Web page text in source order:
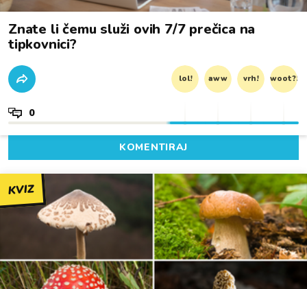
Znate li čemu služi ovih 7/7 prečica na
tipkovnici?
lol! aww vrh! woot?!
0
KOMENTIRAJ
KVIZ